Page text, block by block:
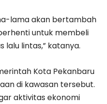
lama akan bertambah
untuk membeli
lalu lintas,” katanya.
Kota Pekanbaru
di kawasan tersebut.
aktivitas ekonomi